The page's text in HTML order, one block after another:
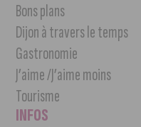
Bons plans
Dijon à travers le temps
Gastronomie
J’aime /J’aime moins
Tourisme
INFOS